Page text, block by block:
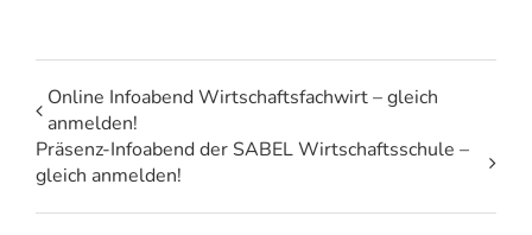
Online Infoabend Wirtschaftsfachwirt – gleich
anmelden!
Präsenz-Infoabend der SABEL Wirtschaftsschule –
gleich anmelden!